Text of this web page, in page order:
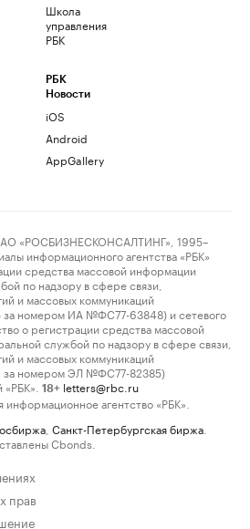
Школа
управления
РБК
РБК
Новости
iOS
Android
AppGallery
«РОСБИЗНЕСКОНСАЛТИНГ», 1995–
информационного агентства «РБК»
средства массовой информации
по надзору в сфере связи,
и массовых коммуникаций
за номером ИА №ФС77-63848) и сетевого
о регистрации средства массовой
службой по надзору в сфере связи,
и массовых коммуникаций
за номером ЭЛ №ФС77-82385)
18+ letters@rbc.ru
информационное агентство «РБК».
Санкт-Петербургская биржа
Cbonds.
прав